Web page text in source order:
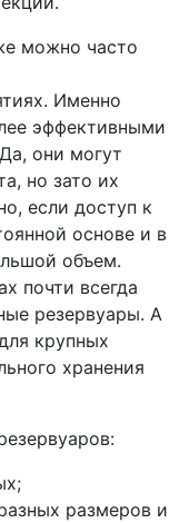
можно часто
Именно
эффективными
они могут
но зато их
если доступ к
основе и в
объем.
почти всегда
резервуары. А
крупных
хранения
размеров и